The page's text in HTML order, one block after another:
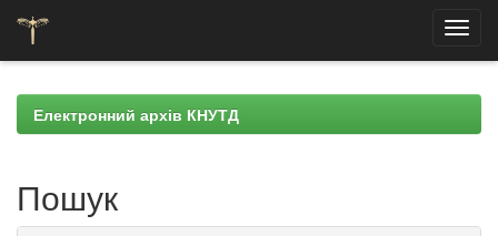
navigationЕлектронний архів КНУТД
Пошук